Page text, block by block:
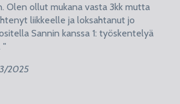
Olen ollut mukana vasta 3kk mutta
liikkeelle ja loksahtanut jo
Sannin kanssa 1: työskentelyä
"
2025